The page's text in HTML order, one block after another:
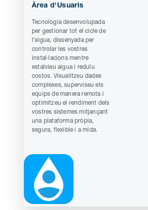
Àrea d'Usuaris
Tecnologia desenvolupada
per gestionar tot el cicle de
l'aigua, dissenyada per
controlar les vostres
instal·lacions mentre
estalvieu aigua i reduïu
costos. Visualitzeu dades
complexes, superviseu els
equips de manera remota i
optimitzeu el rendiment dels
vostres sistemes mitjançant
una plataforma pròpia,
segura, flexible i a mida.